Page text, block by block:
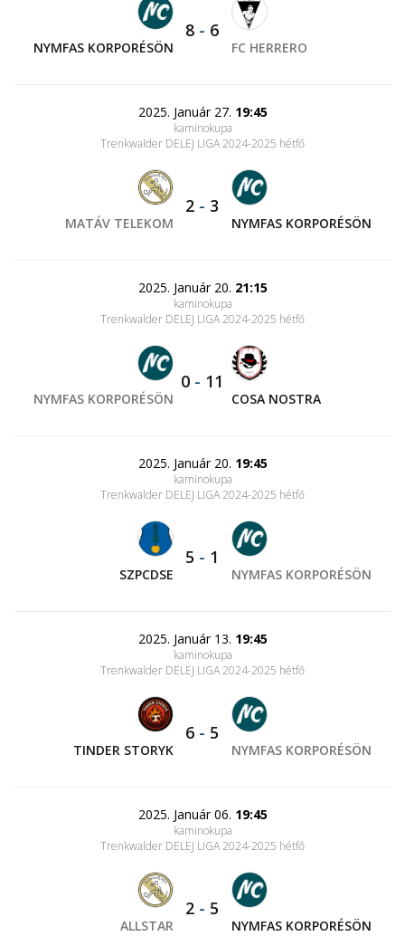
NYMFAS KORPORÉSÖN
8 - 6
FC HERRERO
2025. Január 27. 19:45
kaminokupa
Trenkwalder DELEJ LIGA 2024-2025 hétfő
MATÁV TELEKOM
2 - 3
NYMFAS KORPORÉSÖN
2025. Január 20. 21:15
kaminokupa
Trenkwalder DELEJ LIGA 2024-2025 hétfő
NYMFAS KORPORÉSÖN
0 - 11
COSA NOSTRA
2025. Január 20. 19:45
kaminokupa
Trenkwalder DELEJ LIGA 2024-2025 hétfő
SZPCDSE
5 - 1
NYMFAS KORPORÉSÖN
2025. Január 13. 19:45
kaminokupa
Trenkwalder DELEJ LIGA 2024-2025 hétfő
TINDER STORYK
6 - 5
NYMFAS KORPORÉSÖN
2025. Január 06. 19:45
kaminokupa
Trenkwalder DELEJ LIGA 2024-2025 hétfő
ALLSTAR
2 - 5
NYMFAS KORPORÉSÖN